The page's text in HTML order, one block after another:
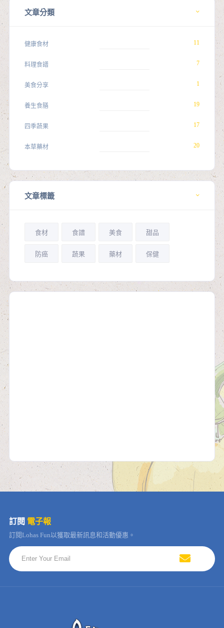
文章分類
健康食材 11
料理食譜 7
美食分享 1
養生食膳 19
四季蔬果 17
本草藥材 20
文章標籤
食材 食譜 美食 甜品
防癌 蔬果 藥材 保健
訂閱 電子報
訂閱Lohas Fun以獲取最新訊息和活動優惠。